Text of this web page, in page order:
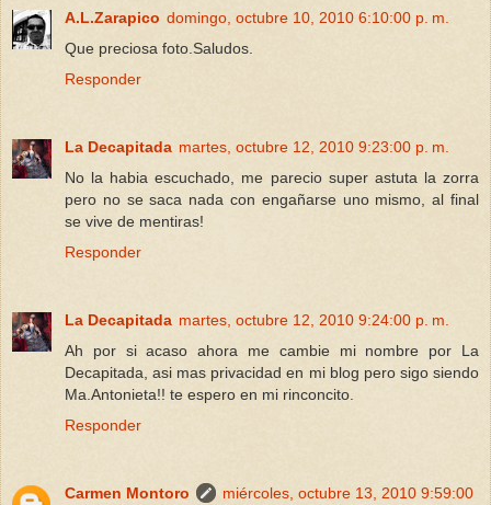
A.L.Zarapico domingo, octubre 10, 2010 6:10:00 p. m.
Que preciosa foto.Saludos.
Responder
La Decapitada martes, octubre 12, 2010 9:23:00 p. m.
No la habia escuchado, me parecio super astuta la zorra
pero no se saca nada con engañarse uno mismo, al final
se vive de mentiras!
Responder
La Decapitada martes, octubre 12, 2010 9:24:00 p. m.
Ah por si acaso ahora me cambie mi nombre por La
Decapitada, asi mas privacidad en mi blog pero sigo siendo
Ma.Antonieta!! te espero en mi rinconcito.
Responder
Carmen Montoro
miércoles, octubre 13, 2010 9:59:00